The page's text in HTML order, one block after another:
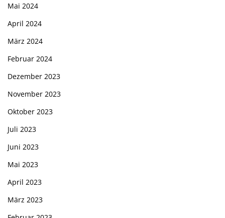
Mai 2024
April 2024
März 2024
Februar 2024
Dezember 2023
November 2023
Oktober 2023
Juli 2023
Juni 2023
Mai 2023
April 2023
März 2023